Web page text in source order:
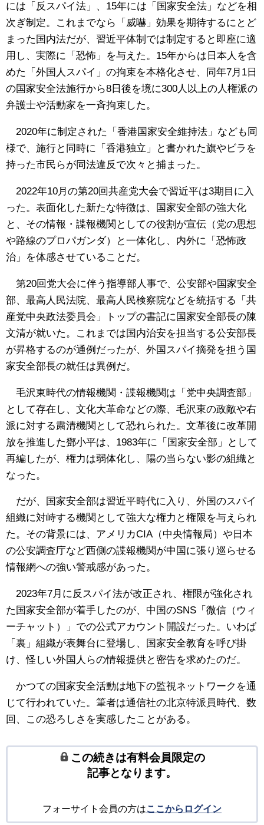
には「反スパイ法」、15年には「国家安全法」などを相
次ぎ制定。これまでなら「威嚇」効果を期待するにとど
まった国内法だが、習近平体制では制定すると即座に適
用し、実際に「恐怖」を与えた。15年からは日本人を含
めた「外国人スパイ」の拘束を本格化させ、同年7月1日
の国家安全法施行から8日後を境に300人以上の人権派の
弁護士や活動家を一斉拘束した。
2020年に制定された「香港国家安全維持法」なども同
様で、施行と同時に「香港独立」と書かれた旗やビラを
持った市民らが同法違反で次々と捕まった。
2022年10月の第20回共産党大会で習近平は3期目に入
った。表面化した新たな特徴は、国家安全部の強大化
と、その情報・諜報機関としての役割が宣伝（党の思想
や路線のプロパガンダ）と一体化し、内外に「恐怖政
治」を体感させていることだ。
第20回党大会に伴う指導部人事で、公安部や国家安全
部、最高人民法院、最高人民検察院などを統括する「共
産党中央政法委員会」トップの書記に国家安全部長の陳
文清が就いた。これまでは国内治安を担当する公安部長
が昇格するのが通例だったが、外国スパイ摘発を担う国
家安全部長の就任は異例だ。
毛沢東時代の情報機関・諜報機関は「党中央調査部」
として存在し、文化大革命などの際、毛沢東の政敵や右
派に対する粛清機関として恐れられた。文革後に改革開
放を推進した鄧小平は、1983年に「国家安全部」として
再編したが、権力は弱体化し、陽の当らない影の組織と
なった。
だが、国家安全部は習近平時代に入り、外国のスパイ
組織に対峙する機関として強大な権力と権限を与えられ
た。その背景には、アメリカCIA（中央情報局）や日本
の公安調査庁など西側の諜報機関が中国に張り巡らせる
情報網への強い警戒感があった。
2023年7月に反スパイ法が改正され、権限が強化され
た国家安全部が着手したのが、中国のSNS「微信（ウィ
ーチャット）」での公式アカウント開設だった。いわば
「裏」組織が表舞台に登場し、国家安全教育を呼び掛
け、怪しい外国人らの情報提供と密告を求めたのだ。
かつての国家安全活動は地下の監視ネットワークを通
じて行われていた。筆者は通信社の北京特派員時代、数
回、この恐ろしさを実感したことがある。
この続きは有料会員限定の
記事となります。
フォーサイト会員の方はここからログイン